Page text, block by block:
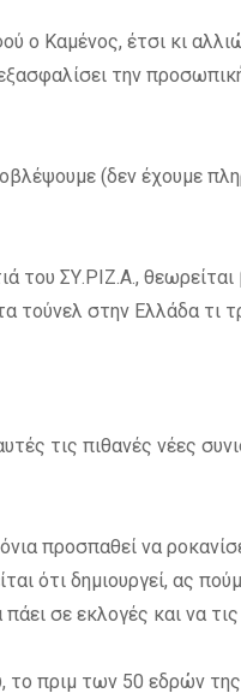
ο Καμένος, έτσι κι
την
(δεν έχουμε
ΣΥ.ΡΙΖ.Α., θεωρείται
τούνελ στην Ελλάδα τι
τις πιθανές νέες
προσπαθεί να
ότι δημιουργεί, ας
σε εκλογές και να τις
το πριμ των 50 εδρών